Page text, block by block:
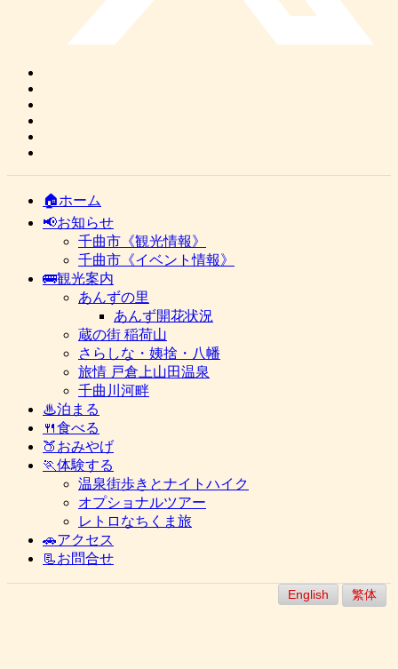
🏠ホーム
📢お知らせ
千曲市《観光情報》
千曲市《イベント情報》
🚌観光案内
あんずの里
あんず開花状況
蔵の街 稲荷山
さらしな・姨捨・八幡
旅情 戸倉上山田温泉
千曲川河畔
♨泊まる
🍴食べる
🍑おみやげ
🏃体験する
温泉街歩きとナイトハイク
オプショナルツアー
レトロなちくま旅
🚗アクセス
📃お問合せ
English 繁体